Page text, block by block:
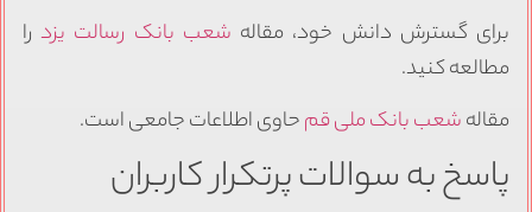
برای گسترش دانش خود، مقاله شعب بانک رسالت یزدرا
مطالعه کنید.
مقالهشعب بانک ملی قمحاوی اطلاعات جامعی است.
پاسخ به سوالات پرتکرار کاربران